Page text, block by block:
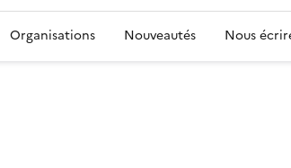
Organisations Nouveautés Nous